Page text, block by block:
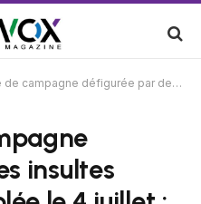
par des insultes homophobes, volée le 4 juillet ; Le juge Horn, candidat à Kansas City, ne recule pas
insultes